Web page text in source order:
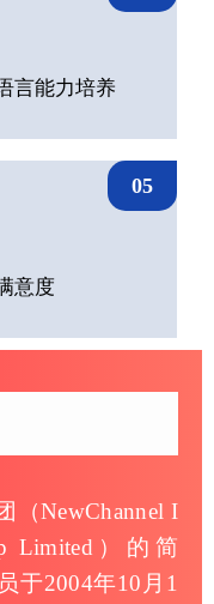
言能力培养
05
意度
（NewChannel I
Limited）的简
于2004年10月1